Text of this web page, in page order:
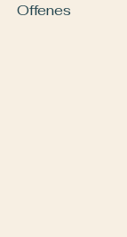
Offenes